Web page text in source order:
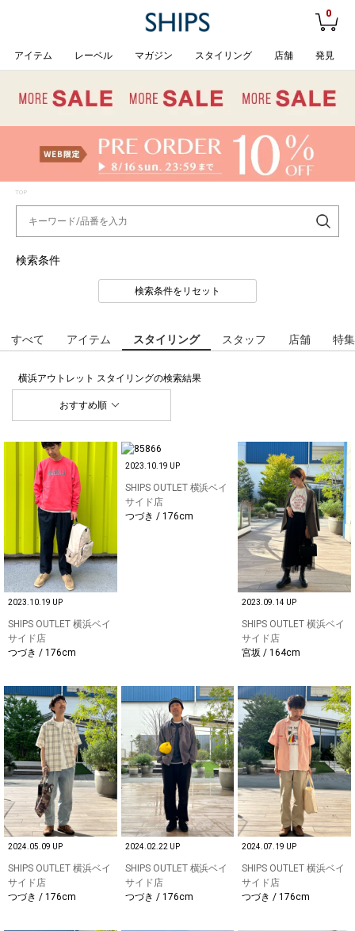
0
アイテム レーベル マガジン スタイリング 店舗 発見
TOP
検索条件
検索条件をリセット
すべて アイテム スタイリング スタッフ 店舗 特集
横浜アウトレット スタイリングの検索結果
おすすめ順
2023.10.19 UP
SHIPS OUTLET 横浜ベイ
サイド店
つづき / 176cm
2023.10.19 UP
SHIPS OUTLET 横浜ベイ
サイド店
つづき / 176cm
2023.09.14 UP
SHIPS OUTLET 横浜ベイ
サイド店
宮坂 / 164cm
2024.05.09 UP
SHIPS OUTLET 横浜ベイ
サイド店
つづき / 176cm
2024.02.22 UP
SHIPS OUTLET 横浜ベイ
サイド店
つづき / 176cm
2024.07.19 UP
SHIPS OUTLET 横浜ベイ
サイド店
つづき / 176cm